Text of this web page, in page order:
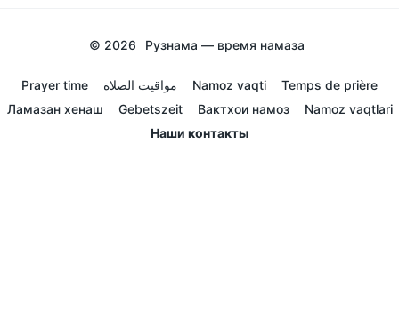
© 2026 Рузнама — время намаза
Prayer time مواقيت الصلاة Namoz vaqti
Temps de prière
Ламазан хенаш
Gebetszeit Вактхои намоз
Namoz vaqtlari
Наши контакты